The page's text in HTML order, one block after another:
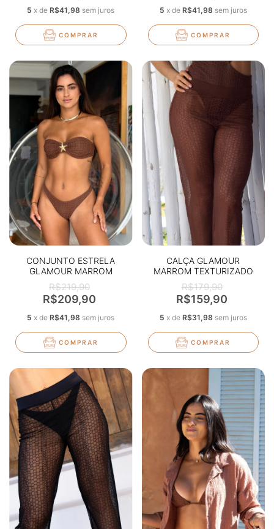
5 xdeR$41,98 sem juros
COMPRAR
5 x de R$41,98 sem juros
COMPRAR
CONJUNTO ESTRELA
GLAMOUR MARROM
TEXTURIZADO
R$219,90
R$209,90
5 xdeR$41,98 sem juros
COMPRAR
CALÇA GLAMOUR
MARROM TEXTURIZADO
R$179,90
R$159,90
5 x de R$31,98 sem juros
COMPRAR